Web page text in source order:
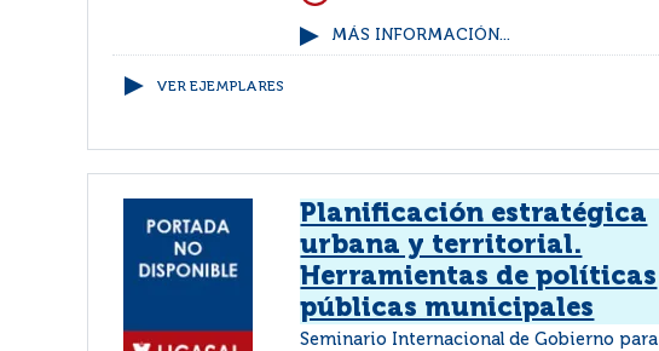
MÁS INFORMACIÓN...
VER EJEMPLARES
Planificación estratégica
urbana y territorial.
Herramientas de políticas
públicas municipales
Seminario Internacional de Gobierno para